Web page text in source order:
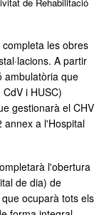
les obres
A partir
ambulatòria que
i HUSC)
gestionarà el CHV
annex a l'Hospital
l'obertura
de dia) de
ocuparà tots els